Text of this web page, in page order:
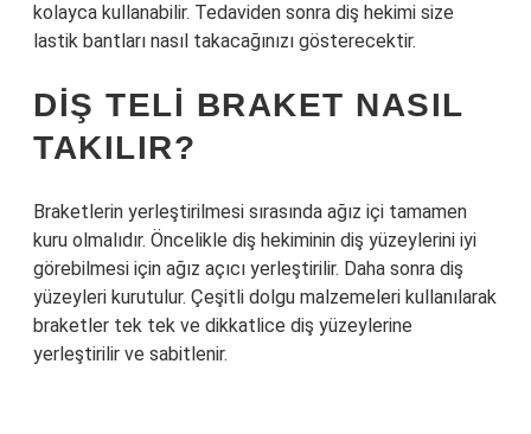
kolayca kullanabilir. Tedaviden sonra diş hekimi size
lastik bantları nasıl takacağınızı gösterecektir.
DIŞ TELI BRAKET NASIL
TAKILIR?
Braketlerin yerleştirilmesi sırasında ağız içi tamamen
kuru olmalıdır. Öncelikle diş hekiminin diş yüzeylerini iyi
görebilmesi için ağız açıcı yerleştirilir. Daha sonra diş
yüzeyleri kurutulur. Çeşitli dolgu malzemeleri kullanılarak
braketler tek tek ve dikkatlice diş yüzeylerine
yerleştirilir ve sabitlenir.